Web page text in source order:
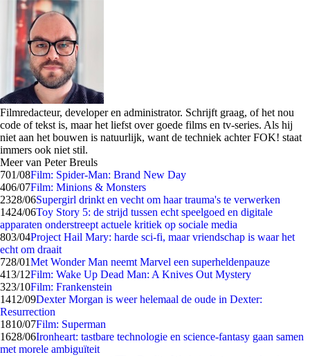
Filmredacteur, developer en administrator. Schrijft graag, of het nou
code of tekst is, maar het liefst over goede films en tv-series. Als hij
niet aan het bouwen is natuurlijk, want de techniek achter FOK! staat
immers ook niet stil.
Meer van Peter Breuls
701/08Film: Spider-Man: Brand New Day
406/07Film: Minions & Monsters
2328/06Supergirl drinkt en vecht om haar trauma's te verwerken
1424/06Toy Story 5: de strijd tussen echt speelgoed en digitale
apparaten onderstreept actuele kritiek op sociale media
803/04Project Hail Mary: harde sci-fi, maar vriendschap is waar het
echt om draait
728/01Met Wonder Man neemt Marvel een superheldenpauze
413/12Film: Wake Up Dead Man: A Knives Out Mystery
323/10Film: Frankenstein
1412/09Dexter Morgan is weer helemaal de oude in Dexter:
Resurrection
1810/07Film: Superman
1628/06Ironheart: tastbare technologie en science-fantasy gaan samen
met morele ambiguïteit